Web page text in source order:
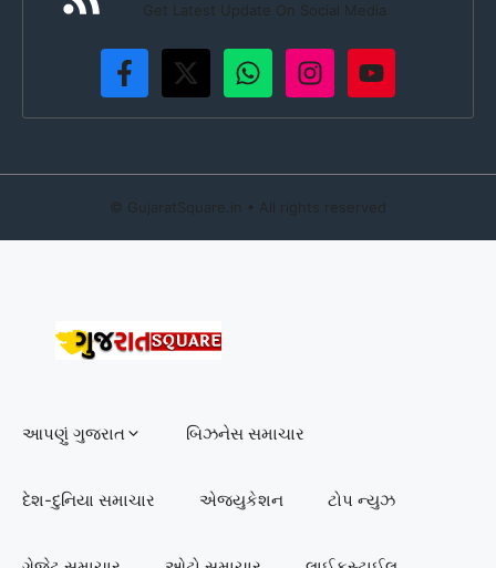
Get Latest Update On Social Media
© GujaratSquare.in • All rights reserved
આપણું ગુજરાત બિઝનેસ સમાચાર
દેશ-દુનિયા સમાચાર એજ્યુકેશન ટોપ ન્યુઝ